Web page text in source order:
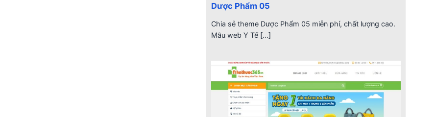
Dược Phẩm 05
Chia sẻ theme Dược Phẩm 05 miễn phí, chất lượng cao.
Mẫu web Y Tế [...]